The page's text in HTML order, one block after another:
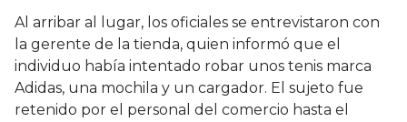
Al arribar al lugar, los oficiales se entrevistaron con
la gerente de la tienda, quien informó que el
individuo había intentado robar unos tenis marca
Adidas, una mochila y un cargador. El sujeto fue
retenido por el personal del comercio hasta el